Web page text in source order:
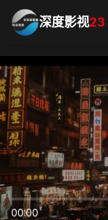
深度影视23
00:00